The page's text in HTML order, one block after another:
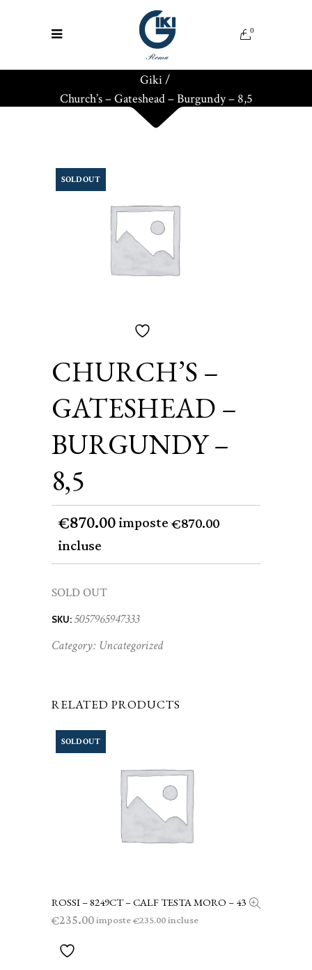
0
Giki/
Church’s – Gateshead – Burgundy – 8,5
SOLD OUT
CHURCH’S –
GATESHEAD –
BURGUNDY –
8,5
€870.00imposte€870.00
incluse
SOLD OUT
SKU: 5057965947333
Category: Uncategorized
RELATED PRODUCTS
SOLD OUT
LEGGI TUTTO
ROSSI – 8249CT – CALF TESTA MORO – 43
€235.00imposte€235.00incluse